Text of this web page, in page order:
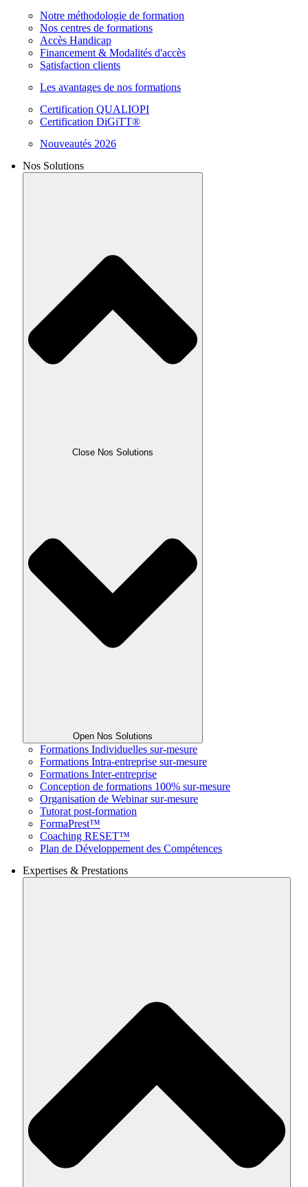
Notre méthodologie de formation
Nos centres de formations
Accès Handicap
Financement & Modalités d'accès
Satisfaction clients
Les avantages de nos formations
Certification QUALIOPI
Certification DiGiTT®
Nouveautés 2026
Nos Solutions
Close Nos Solutions
Open Nos Solutions
Formations Individuelles sur-mesure
Formations Intra-entreprise sur-mesure
Formations Inter-entreprise
Conception de formations 100% sur-mesure
Organisation de Webinar sur-mesure
Tutorat post-formation
FormaPrest™
Coaching RESET™
Plan de Développement des Compétences
Expertises & Prestations